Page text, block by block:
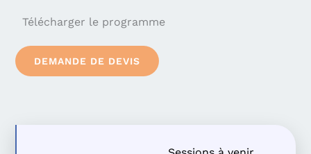
Télécharger le programme
DEMANDE DE DEVIS